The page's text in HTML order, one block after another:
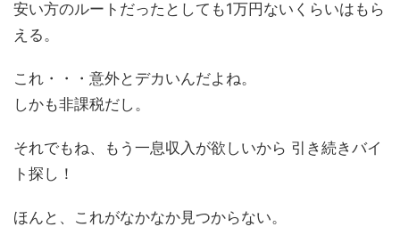
安い方のルートだったとしても1万円ないくらいはもら
える。
これ・・・意外とデカいんだよね。
しかも非課税だし。
それでもね、もう一息収入が欲しいから 引き続きバイ
ト探し！
ほんと、これがなかなか見つからない。